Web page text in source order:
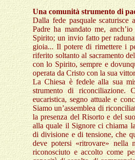
Una comunità strumento di
Dalla fede pasquale
Padre ha mandato me,
Spirito; un invio fatto per
gioia... Il potere di rimettere i
riferito soltanto al sacramento
con lo Spirito, sempre e
operata da Cristo con la sua
La Chiesa è fedele alla sua
strumento di riconciliazione.
eucaristica, segno attuale e
Siamo un’assemblea di
la presenza del Risorto e del
alla quale il Signore ci chiama
di divisione e di tensione, che
deve potersi «ritrovare» nella
riconosciuto e accolto come